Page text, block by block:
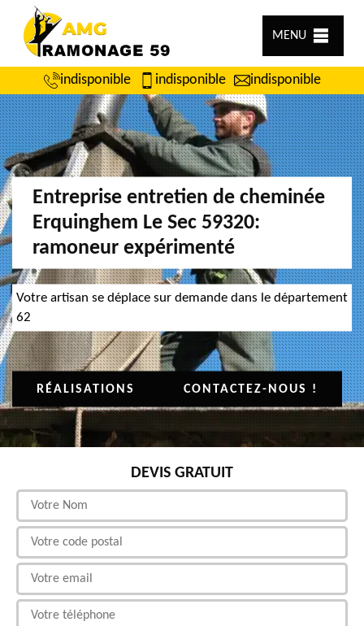
MENU
indisponible indisponible indisponible
Entreprise entretien de cheminée
Erquinghem Le Sec 59320:
ramoneur expérimenté
Votre artisan se déplace sur demande dans le département
62
RÉALISATIONS CONTACTEZ-NOUS !
DEVIS GRATUIT